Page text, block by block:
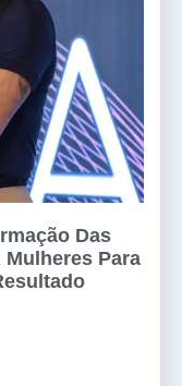
Das
Mulheres Para